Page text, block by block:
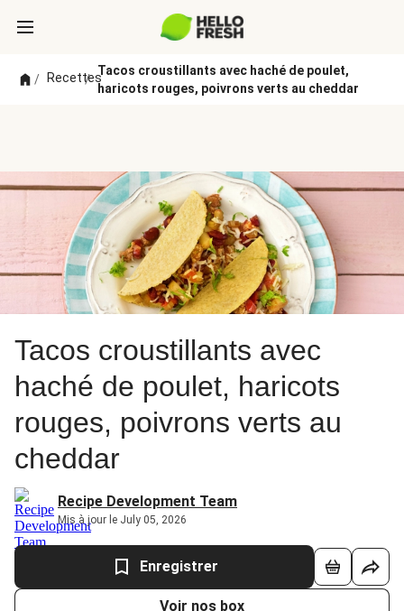
/ Recettes
/
Tacos croustillants avec haché de poulet,
haricots rouges, poivrons verts au cheddar
Tacos croustillants avec
haché de poulet, haricots
rouges, poivrons verts au
cheddar
Recipe Development Team
Mis à jour le July 05, 2026
Enregistrer
Voir nos box